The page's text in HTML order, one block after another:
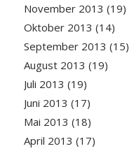
November 2013 (19)
Oktober 2013 (14)
September 2013 (15)
August 2013 (19)
Juli 2013 (19)
Juni 2013 (17)
Mai 2013 (18)
April 2013 (17)